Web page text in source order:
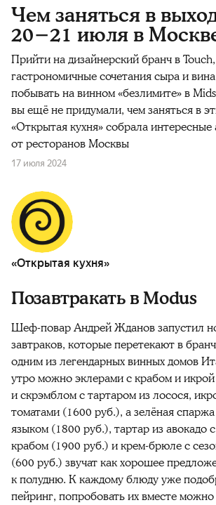
Чем заняться в
20−21 июля в
Прийти на дизайнерский бранч в
гастрономичные сочетания сыра и
побывать на винном «безлимите» в
вы ещё не придумали, чем заняться в
«Открытая кухня» собрала интересные
от ресторанов Москвы
17 июля 2024
«Открытая кухня»
Позавтракать в Modus
Шеф-повар Андрей Жданов запустил
завтраков, которые перетекают в
одним из легендарных винных домов
утро можно эклерами с крабом и
и скрэмблом с тартаром из лосося,
томатами (1600 руб.), а зелёная
языком (1800 руб.), тартар из авокадо
крабом (1900 руб.) и крем-брюле с
(600 руб.) звучат как хорошее
к полудню. К каждому блюду уже
пейринг, попробовать их вместе